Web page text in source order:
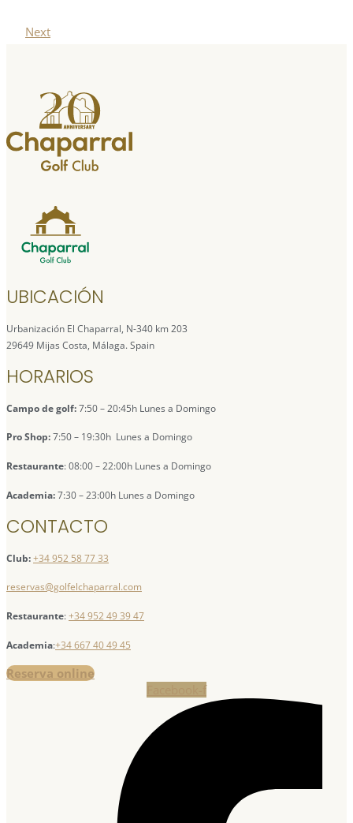
Next
UBICACIÓN
Urbanización El Chaparral, N-340 km 203
29649 Mijas Costa, Málaga. Spain
HORARIOS
Campo de golf:7:50 – 20:45h Lunes a Domingo
Pro Shop:7:50 – 19:30h Lunes a Domingo
Restaurante: 08:00 – 22:00h Lunes a Domingo
Academia:7:30 – 23:00h Lunes a Domingo
CONTACTO
Club:+34 952 58 77 33
reservas@golfelchaparral.com
Restaurante:+34 952 49 39 47
Academia:+34 667 40 49 45
Reserva online